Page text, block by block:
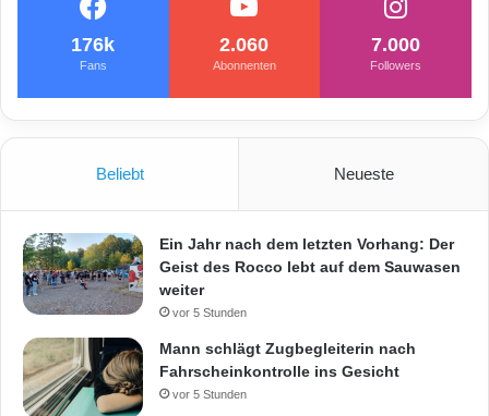
176k
Fans
2.060
Abonnenten
7.000
Followers
Beliebt Neueste
Ein Jahr nach dem letzten Vorhang: Der
Geist des Rocco lebt auf dem Sauwasen
weiter
vor 5 Stunden
Mann schlägt Zugbegleiterin nach
Fahrscheinkontrolle ins Gesicht
vor 5 Stunden